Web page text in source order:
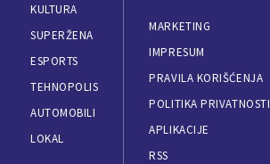
KULTURA
SUPERŽENA
ESPORTS
TEHNOPOLIS
AUTOMOBILI
LOKAL
MARKETING
IMPRESUM
PRAVILA KORIŠĆENJA
POLITIKA PRIVATNOSTI
APLIKACIJE
RSS